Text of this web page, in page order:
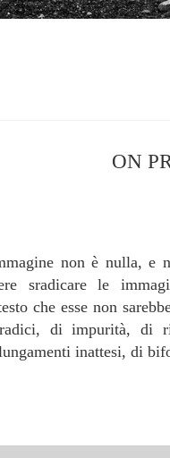
ON
non è nulla, e
sradicare le
che esse non
di impurità, di
inattesi, di